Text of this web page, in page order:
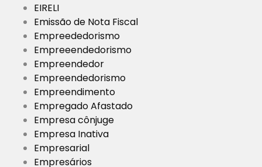
EIRELI
Emissão de Nota Fiscal
Empreededorismo
Empreeendedorismo
Empreendedor
Empreendedorismo
Empreendimento
Empregado Afastado
Empresa cônjuge
Empresa Inativa
Empresarial
Empresários